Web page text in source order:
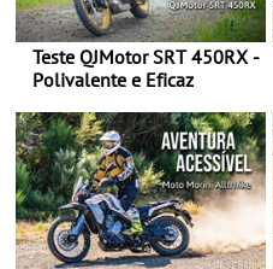
Teste QJMotor SRT 450RX -
Polivalente e Eficaz